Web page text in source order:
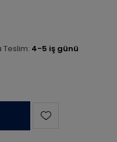
Teslim: 4-5 iş günü